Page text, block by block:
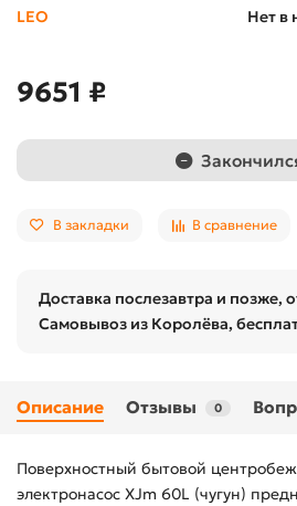
LEO Нет в
9651 ₽
В закладки В сравнение
Доставка послезавтра и позже,
Самовывоз из Королёва,
Описание Отзывы 0
Поверхностный бытовой
электронасос XJm 60L (чугун)